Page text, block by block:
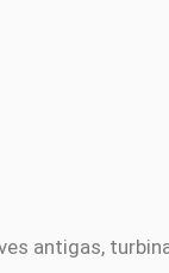
antigas,